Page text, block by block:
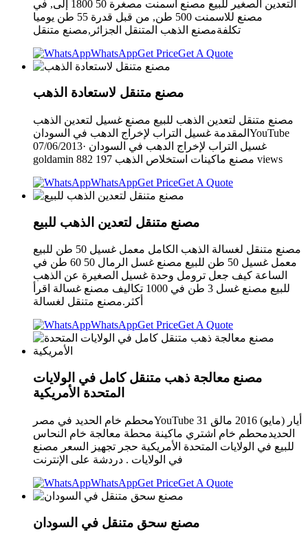
التعدين الصغير للبيع مصنع اسمنت مصغرة 50 1800 إلى, في
مصنع للاسمنت 500 طن, من قبل قدرة 55 طن يوميا
تكلفةمصنع الذهب المتنقل الجزائر,مصنع متنقل
WhatsAppGet PriceGet A Quote
مصنع متنقل لاستعادة الذهب
مصنع متنقل لتعدين الذهب للبيع مصنع غسيل لتعدين الذهب
المقدمة ‫غسيل التراب لإخراج الدهب في السودان‬‎YouTube
07/06/2013· غسيل التراب لإخراج الدهب في السودان
goldamin مصنع ماكينات استخلاص الذهب 197 882 views
WhatsAppGet PriceGet A Quote
مصنع متنقل لتعدين الذهب للبيع
مصنع متنقل لغسالة الذهب الكامل معمل غسيل 50 طن للبيع
معمل غسيل 50 طن للبيع مصنع غسل الرمال 50 60 طن في
الساعة كيف جعل ترومل وحدة غسيل الصغيرة عن الذهب
للبيع مصنع غسل 3 طن في 1000 تكاليف مصنع غسالة اقرأ
أكثر.مصنع متنقل لغسالة
WhatsAppGet PriceGet A Quote
مصنع معالجة ذهب متنقل كامل في الولايات
المتحدة الأمريكية
محطم خام الحديد في مصرYouTube 31 أيار (مايو) 2016 مالق
الحديدمحطم خام اشتري ماكينة محطة معالجة خام النحاس
للبيع في الولايات المتحدة الأمريكية حجر تجهيز السعر مصنع
في الولايات . دردشة على الإنترنت
WhatsAppGet PriceGet A Quote
مصنع سحق متنقل في السودان